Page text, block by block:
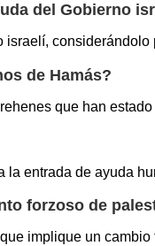
del Gobierno
de Hamás?
que han
entrada de ayuda
forzoso de
implique un